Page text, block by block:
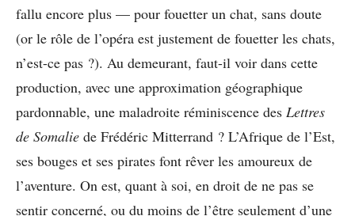
fallu encore plus — pour fouetter un chat, sans doute
(or le rôle de l’opéra est justement de fouetter les chats,
n’est-ce pas ?). Au demeurant, faut-il voir dans cette
production, avec une approximation géographique
pardonnable, une maladroite réminiscence des Lettres
de Somalie de Frédéric Mitterrand ? L’Afrique de l’Est,
ses bouges et ses pirates font rêver les amoureux de
l’aventure. On est, quant à soi, en droit de ne pas se
sentir concerné, ou du moins de l’être seulement d’une